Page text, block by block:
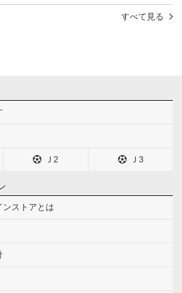
すべて見る
Ｊ2 Ｊ3
ンストアとは